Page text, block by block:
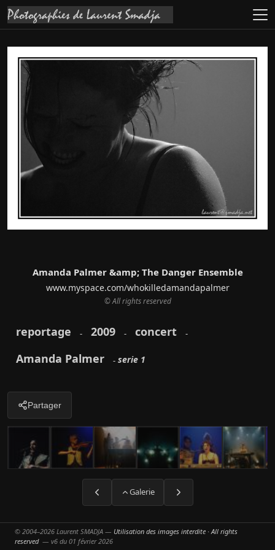
reportage - 2009 - concert -
Amanda Palmer - serie 1
Partager
Galerie
Amanda Palmer &amp; The Danger Ensemble
www.myspace.com/whokilledamandapalmer
© All rights reserved
© 2004–2026 Laurent SMADJA — Utilisation des images interdite · All rights
reserved— v6 du 01 février 2026